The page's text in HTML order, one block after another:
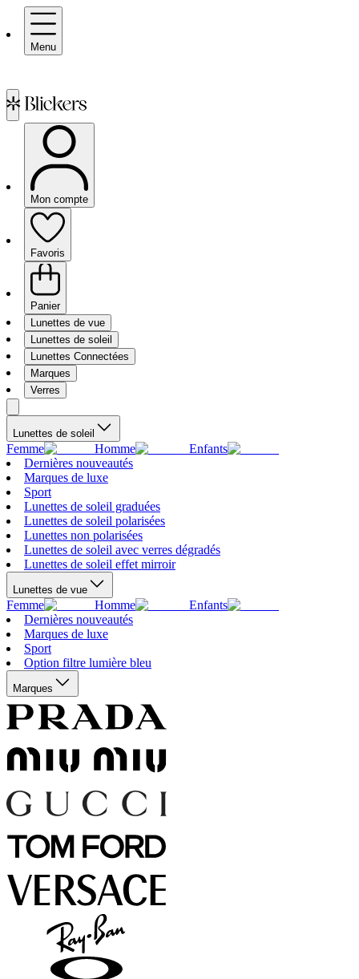
Menu
Mon compte
Favoris
Panier
Lunettes de vue
Lunettes de soleil
Lunettes Connectées
Marques
Verres
Lunettes de soleil
Femme Homme
Enfants
Dernières nouveautés
Marques de luxe
Sport
Lunettes de soleil graduées
Lunettes de soleil polarisées
Lunettes non polarisées
Lunettes de soleil avec verres dégradés
Lunettes de soleil effet mirroir
Lunettes de vue
Femme Homme
Enfants
Dernières nouveautés
Marques de luxe
Sport
Option filtre lumière bleu
Marques